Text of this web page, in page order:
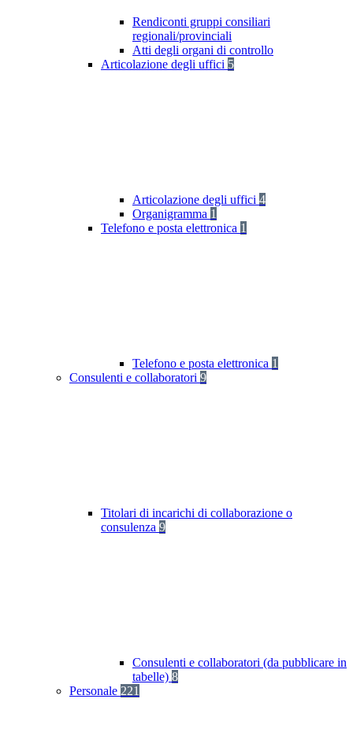
Rendiconti gruppi consiliari
regionali/provinciali
Atti degli organi di controllo
Articolazione degli uffici 5
Articolazione degli uffici 4
Organigramma 1
Telefono e posta elettronica 1
Telefono e posta elettronica 1
Consulenti e collaboratori 9
Titolari di incarichi di collaborazione o
consulenza 9
Consulenti e collaboratori (da pubblicare in
tabelle) 8
Personale 221